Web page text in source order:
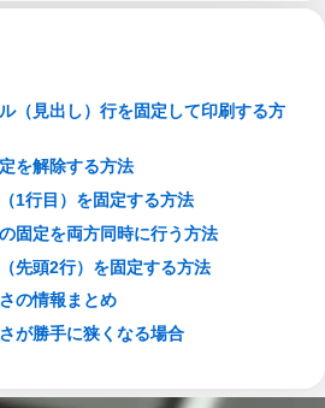
（見出し）行を固定して印刷する方
を解除する方法
1行目）を固定する方法
固定を両方同時に行う方法
先頭2行）を固定する方法
の情報まとめ
が勝手に狭くなる場合